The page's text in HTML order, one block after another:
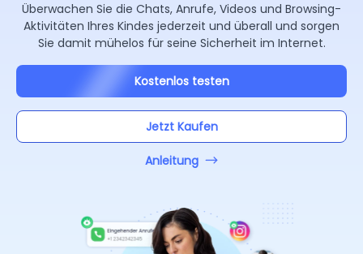
Überwachen Sie die Chats, Anrufe, Videos und Browsing-
Aktivitäten Ihres Kindes jederzeit und überall und sorgen
Sie damit mühelos für seine Sicherheit im Internet.
Kostenlos testen
Jetzt Kaufen
Anleitung